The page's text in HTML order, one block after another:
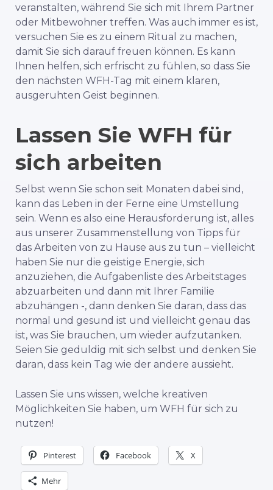
veranstalten, während Sie sich mit Ihrem Partner
oder Mitbewohner treffen. Was auch immer es ist,
versuchen Sie es zu einem Ritual zu machen,
damit Sie sich darauf freuen können. Es kann
Ihnen helfen, sich erfrischt zu fühlen, so dass Sie
den nächsten WFH-Tag mit einem klaren,
ausgeruhten Geist beginnen.
Lassen Sie WFH für
sich arbeiten
Selbst wenn Sie schon seit Monaten dabei sind,
kann das Leben in der Ferne eine Umstellung
sein. Wenn es also eine Herausforderung ist, alles
aus unserer Zusammenstellung von Tipps für
das Arbeiten von zu Hause aus zu tun – vielleicht
haben Sie nur die geistige Energie, sich
anzuziehen, die Aufgabenliste des Arbeitstages
abzuarbeiten und dann mit Ihrer Familie
abzuhängen -, dann denken Sie daran, dass das
normal und gesund ist und vielleicht genau das
ist, was Sie brauchen, um wieder aufzutanken.
Seien Sie geduldig mit sich selbst und denken Sie
daran, dass kein Tag wie der andere aussieht.
Lassen Sie uns wissen, welche kreativen
Möglichkeiten Sie haben, um WFH für sich zu
nutzen!
Pinterest Facebook X
Mehr